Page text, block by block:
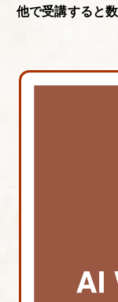
他で受講すると